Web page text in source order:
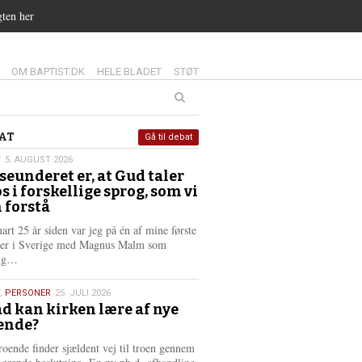
her
14.0:
OM BAPTIST.DK 15.0:
HELE BLADET 16.0:
STØT
5. AUGUST 2026
er, at Gud taler
i forskellige sprog, som vi
forstå
25 år siden var jeg på én af mine første
i Sverige med Magnus Malm som
s
m
e
r
e
, PERSONER 25. JULI 2026
kan kirken lære af nye
finder sjældent vej til troen gennem
Gå til debat